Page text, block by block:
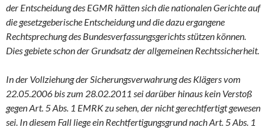
der Entscheidung des EGMR hätten sich die nationalen Gerichte auf
die gesetzgeberische Entscheidung und die dazu ergangene
Rechtsprechung des Bundesverfassungsgerichts stützen können.
Dies gebiete schon der Grundsatz der allgemeinen Rechtssicherheit.
In der Vollziehung der Sicherungsverwahrung des Klägers vom
22.05.2006 bis zum 28.02.2011 sei darüber hinaus kein Verstoß
gegen Art. 5 Abs. 1 EMRK zu sehen, der nicht gerechtfertigt gewesen
sei. In diesem Fall liege ein Rechtfertigungsgrund nach Art. 5 Abs. 1